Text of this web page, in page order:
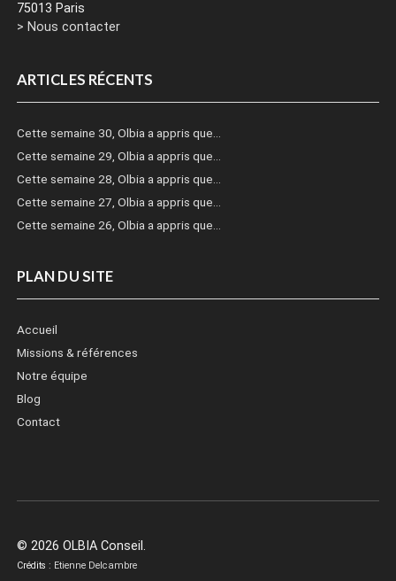
75013 Paris
> Nous contacter
ARTICLES RÉCENTS
Cette semaine 30, Olbia a appris que…
Cette semaine 29, Olbia a appris que…
Cette semaine 28, Olbia a appris que…
Cette semaine 27, Olbia a appris que…
Cette semaine 26, Olbia a appris que…
PLAN DU SITE
Accueil
Missions & références
Notre équipe
Blog
Contact
© 2026 OLBIA Conseil.
Crédits : Etienne Delcambre